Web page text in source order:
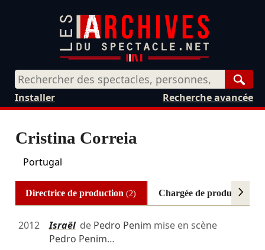
Recherche avancée
Installer
Cristina Correia
Portugal
Directrice de production(2) Chargée de production
2012 Israëlde Pedro Penim mise en scène
Pedro Penim…